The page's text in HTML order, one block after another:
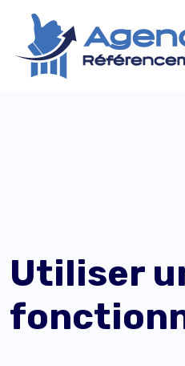
Utiliser